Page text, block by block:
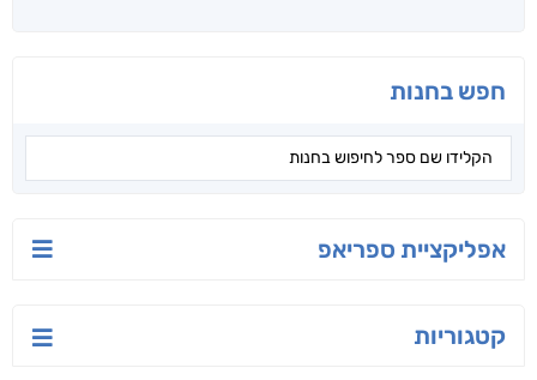
חפש בחנות
אפליקציית ספריאפ
קטגוריות